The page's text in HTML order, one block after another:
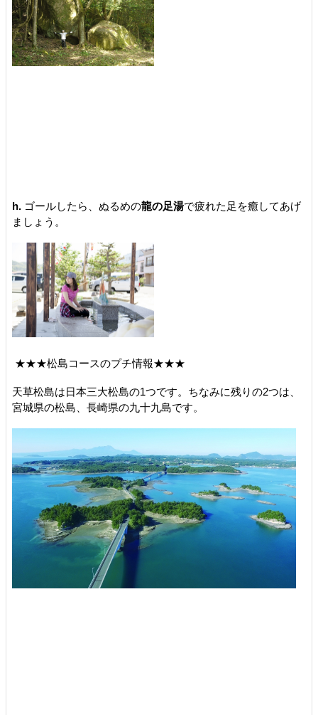
h. ゴールしたら、ぬるめの龍の足湯で疲れた足を癒してあげ
ましょう。
★★★松島コースのプチ情報★★★
天草松島は日本三大松島の1つです。ちなみに残りの2つは、
宮城県の松島、長崎県の九十九島です。